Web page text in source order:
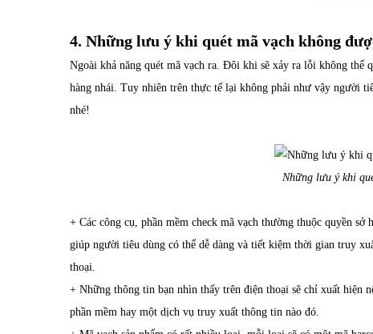
4. Những lưu ý khi quét mã vạch không
Ngoài khả năng quét mã vạch ra. Đôi khi sẽ xảy ra lỗi không thể
hàng nhái. Tuy nhiên trên thực tế lại không phải như vậy người
nhé!
Những lưu ý khi
+ Các công cụ, phần mềm check mã vạch thường thuộc quyền
giúp người tiêu dùng có thể dễ dàng và tiết kiệm thời gian truy
thoại.
+ Những thông tin bạn nhìn thấy trên điện thoại sẽ chỉ xuất hiện
phần mềm hay một dịch vụ truy xuất thông tin nào đó.